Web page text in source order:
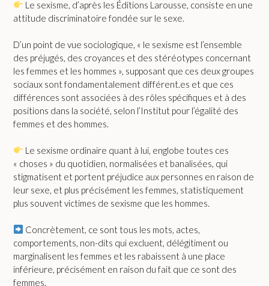
Le sexisme, d’après les Éditions Larousse, consiste en une
attitude discriminatoire fondée sur le sexe.
D’un point de vue sociologique, « le sexisme est l’ensemble
des préjugés, des croyances et des stéréotypes concernant
les femmes et les hommes », supposant que ces deux groupes
sociaux sont fondamentalement différent.es et que ces
différences sont associées à des rôles spécifiques et à des
positions dans la société, selon l’Institut pour l’égalité des
femmes et des hommes.
Le sexisme ordinaire quant à lui, englobe toutes ces
« choses » du quotidien, normalisées et banalisées, qui
stigmatisent et portent préjudice aux personnes en raison de
leur sexe, et plus précisément les femmes, statistiquement
plus souvent victimes de sexisme que les hommes.
Concrètement, ce sont tous les mots, actes,
comportements, non-dits qui excluent, délégitiment ou
marginalisent les femmes et les rabaissent à une place
inférieure, précisément en raison du fait que ce sont des
femmes.